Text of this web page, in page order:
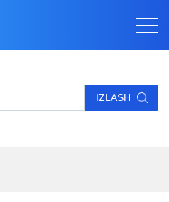
IZLASH